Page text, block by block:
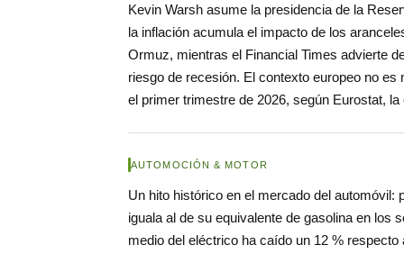
Kevin Warsh asume la presidencia de la
la inflación acumula el impacto de los
Ormuz, mientras el Financial Times advierte
riesgo de recesión. El contexto europeo no
el primer trimestre de 2026, según Eurostat,
AUTOMOCIÓN & MOTOR
Un hito histórico en el mercado del
iguala al de su equivalente de gasolina en
medio del eléctrico ha caído un 12 %